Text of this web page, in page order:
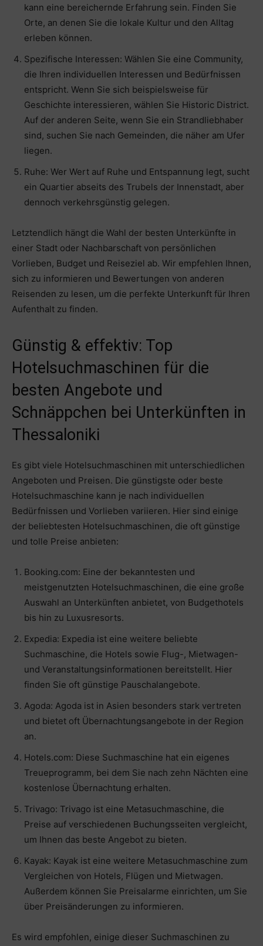
kann eine bereichernde Erfahrung sein. Finden Sie
Orte, an denen Sie die lokale Kultur und den Alltag
erleben können.
Spezifische Interessen: Wählen Sie eine Community,
die Ihren individuellen Interessen und Bedürfnissen
entspricht. Wenn Sie sich beispielsweise für
Geschichte interessieren, wählen Sie Historic District.
Auf der anderen Seite, wenn Sie ein Strandliebhaber
sind, suchen Sie nach Gemeinden, die näher am Ufer
liegen.
Ruhe: Wer Wert auf Ruhe und Entspannung legt, sucht
ein Quartier abseits des Trubels der Innenstadt, aber
dennoch verkehrsgünstig gelegen.
Letztendlich hängt die Wahl der besten Unterkünfte in
einer Stadt oder Nachbarschaft von persönlichen
Vorlieben, Budget und Reiseziel ab. Wir empfehlen Ihnen,
sich zu informieren und Bewertungen von anderen
Reisenden zu lesen, um die perfekte Unterkunft für Ihren
Aufenthalt zu finden.
Günstig & effektiv: Top
Hotelsuchmaschinen für die
besten Angebote und
Schnäppchen bei Unterkünften in
Thessaloniki
Es gibt viele Hotelsuchmaschinen mit unterschiedlichen
Angeboten und Preisen. Die günstigste oder beste
Hotelsuchmaschine kann je nach individuellen
Bedürfnissen und Vorlieben variieren. Hier sind einige
der beliebtesten Hotelsuchmaschinen, die oft günstige
und tolle Preise anbieten:
Booking.com: Eine der bekanntesten und
meistgenutzten Hotelsuchmaschinen, die eine große
Auswahl an Unterkünften anbietet, von Budgethotels
bis hin zu Luxusresorts.
Expedia: Expedia ist eine weitere beliebte
Suchmaschine, die Hotels sowie Flug-, Mietwagen-
und Veranstaltungsinformationen bereitstellt. Hier
finden Sie oft günstige Pauschalangebote.
Agoda: Agoda ist in Asien besonders stark vertreten
und bietet oft Übernachtungsangebote in der Region
an.
Hotels.com: Diese Suchmaschine hat ein eigenes
Treueprogramm, bei dem Sie nach zehn Nächten eine
kostenlose Übernachtung erhalten.
Trivago: Trivago ist eine Metasuchmaschine, die
Preise auf verschiedenen Buchungsseiten vergleicht,
um Ihnen das beste Angebot zu bieten.
Kayak: Kayak ist eine weitere Metasuchmaschine zum
Vergleichen von Hotels, Flügen und Mietwagen.
Außerdem können Sie Preisalarme einrichten, um Sie
über Preisänderungen zu informieren.
Es wird empfohlen, einige dieser Suchmaschinen zu